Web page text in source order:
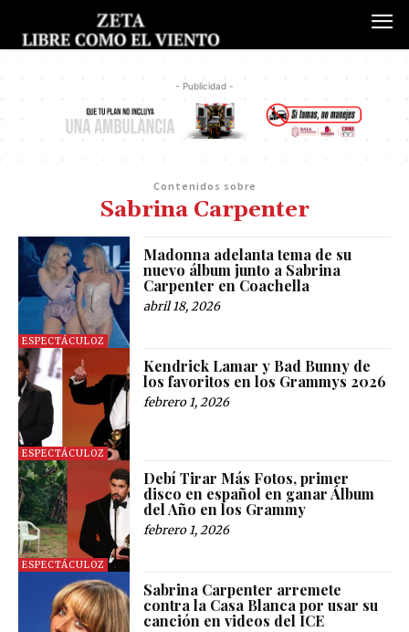
- Publicidad -
Contenidos sobre
Sabrina Carpenter
ESPECTÁCULOZ
Madonna adelanta tema de su
nuevo álbum junto a Sabrina
Carpenter en Coachella
abril 18, 2026
ESPECTÁCULOZ
Kendrick Lamar y Bad Bunny de
los favoritos en los Grammys 2026
febrero 1, 2026
ESPECTÁCULOZ
Debí Tirar Más Fotos, primer
disco en español en ganar Álbum
del Año en los Grammy
febrero 1, 2026
Sabrina Carpenter arremete
contra la Casa Blanca por usar su
canción en videos del ICE